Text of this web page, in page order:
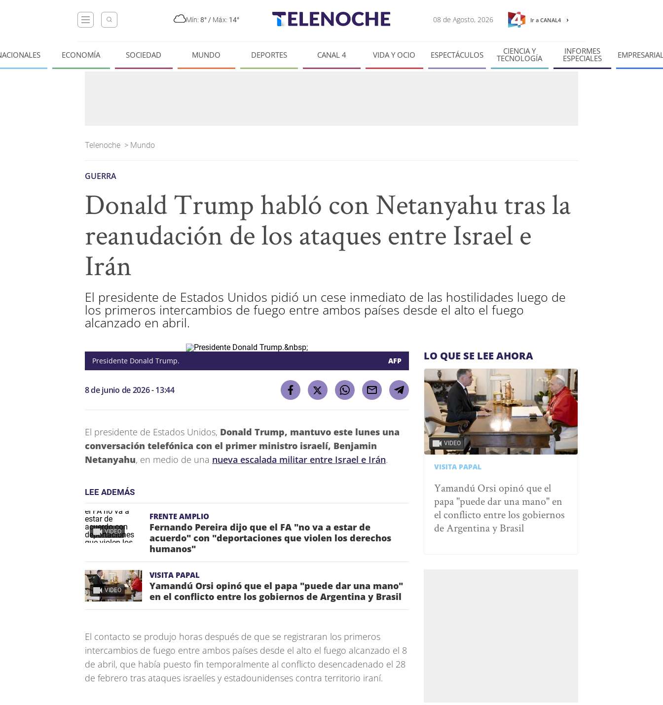
Mín: 8° / Máx: 14° 08 de Agosto, 2026 Ir a CANAL4
ECONOMÍA SOCIEDAD MUNDO DEPORTES CANAL 4 VIDA Y OCIO ESPECTÁCULOS CIENCIA Y
TECNOLOGÍA
INFORMES
ESPECIALES
Telenoche > Mundo
GUERRA
Donald Trump habló con Netanyahu tras la
reanudación de los ataques entre Israel e
Irán
El presidente de Estados Unidos pidió un cese inmediato de las hostilidades luego de
los primeros intercambios de fuego entre ambos países desde el alto el fuego
alcanzado en abril.
Presidente Donald Trump. AFP
8 de junio de 2026 - 13:44
El presidente de Estados Unidos, Donald Trump, mantuvo este lunes una
conversación telefónica con el primer ministro israelí, Benjamin
Netanyahu, en medio de una nueva escalada militar entre Israel e Irán.
LEE ADEMÁS
VIDEO
FRENTE AMPLIO
Fernando Pereira dijo que el FA "no va a estar de
acuerdo" con "deportaciones que violen los derechos
humanos"
VIDEO
VISITA PAPAL
Yamandú Orsi opinó que el papa "puede dar una mano"
en el conflicto entre los gobiernos de Argentina y Brasil
El contacto se produjo horas después de que se registraran los primeros
intercambios de fuego entre ambos países desde el alto el fuego alcanzado el 8
de abril, que había puesto fin temporalmente al conflicto desencadenado el 28
de febrero tras ataques israelíes y estadounidenses contra territorio iraní.
LO QUE SE LEE AHORA
VIDEO
VISITA PAPAL
Yamandú Orsi opinó que el
papa "puede dar una mano" en
el conflicto entre los gobiernos
de Argentina y Brasil